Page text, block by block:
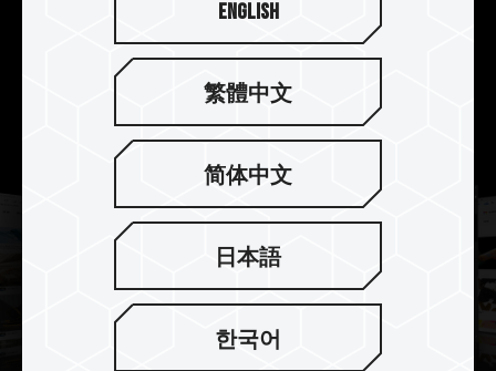
LAPTOP 메모리를 제작해, 대량 컴퓨팅 작업에도 안
정적으로 실행되어 마음껏 창작하실 수 있습니다.
English
繁體中文
简体中文
日本語
한국어